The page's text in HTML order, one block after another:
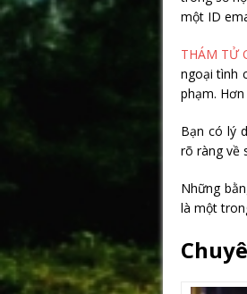
một ID
THÁM TỬ
ngoại tình
phạm.
Bạn có lý
rõ ràng về
Những
là một